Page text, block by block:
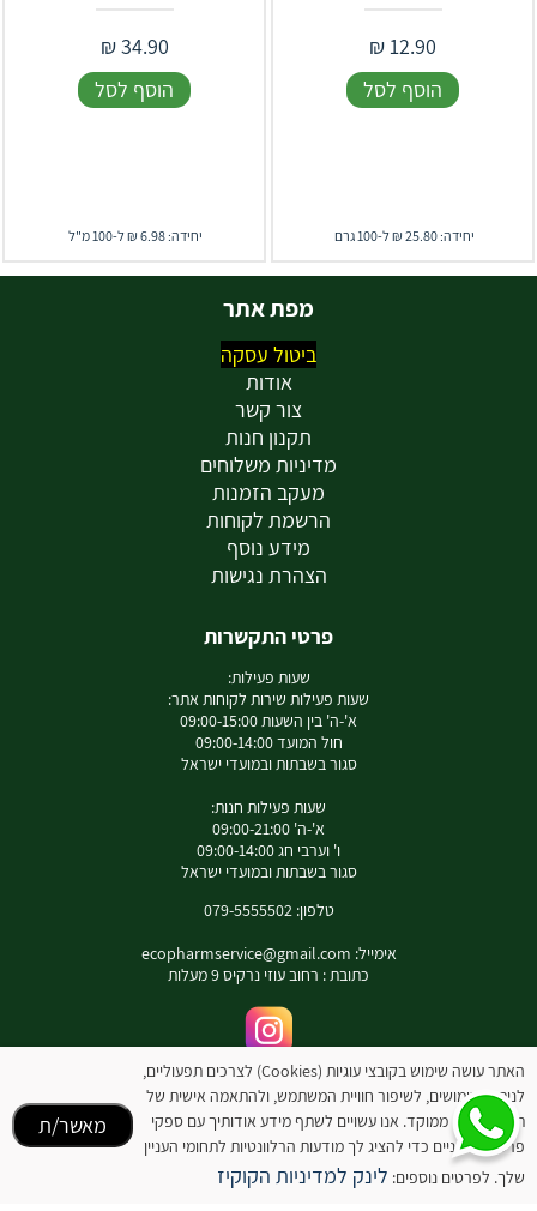
12.90
₪
הוסף לסל
יחידה: 25.80 ₪ ל-100 גרם
34.90
₪
הוסף לסל
יחידה: 6.98 ₪ ל-100 מ"ל
מפת אתר
ביטול עסקה
אודות
צור קשר
תקנון חנות
מדיניות משלוחים
מעקב הזמנות
הרשמת לקוחות
מידע נוסף
הצהרת נגישות
פרטי התקשרות
שעות פעילות:
שעות פעילות שירות לקוחות אתר:
א'-ה' בין השעות 09:00-15:00
חול המועד 09:00-14:00
סגור בשבתות ובמועדי ישראל
שעות פעילות חנות:
א'-ה' 09:00-21:00
ו' וערבי חג 09:00-14:00
סגור בשבתות ובמועדי ישראל
טלפון: 079-5555502
אימייל: ecopharmservice@gmail.com
כתובת : רחוב עוזי נרקיס 9 מעלות
לאינסטגרם שלנו
המידע באתר זה אינו מהווה תחליף להיוועצות עם רופא או רוקח בטרם רכישת המוצר והתחלת
הטיפול בו. יש לעיין בעלון לצרכן לפני השימוש בתכשיר .
מומלץ להיוועץ עם רוקח בכל הנוגע למטרות ואופן השימוש , תופעות לוואי ואינטראקציה עם
האתר עושה שימוש בקובצי עוגיות (Cookies) לצרכים תפעוליים,
לניתוח שימושים, לשיפור חוויית המשתמש, ולהתאמה אישית של
תוכן ופרסום ממוקד. אנו עשויים לשתף מידע אודותיך עם ספקי
פרסום חיצוניים כדי להציג לך מודעות הרלוונטיות לתחומי העניין
שלך. לפרטים נוספים: לינק למדיניות הקוקיז
מאשר/ת